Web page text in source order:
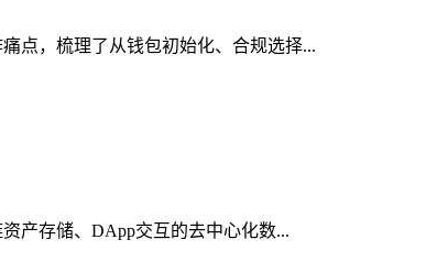
点，梳理了从钱包初始化、合规选择...
产存储、DApp交互的去中心化数...